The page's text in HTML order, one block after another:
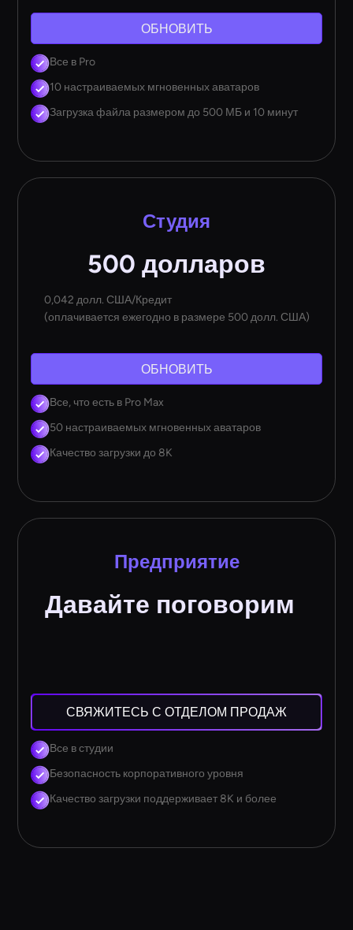
ОБНОВИТЬ
Все в Pro
10 настраиваемых мгновенных аватаров
Загрузка файла размером до 500 МБ и 10 минут
Студия
500 долларов
0,042 долл. США/Кредит
(оплачивается ежегодно в размере 500 долл. США)
ОБНОВИТЬ
Все, что есть в Pro Max
50 настраиваемых мгновенных аватаров
Качество загрузки до 8K
Предприятие
Давайте поговорим
СВЯЖИТЕСЬ С ОТДЕЛОМ ПРОДАЖ
Все в студии
Безопасность корпоративного уровня
Качество загрузки поддерживает 8K и более